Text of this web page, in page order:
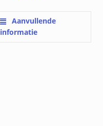
Aanvullende
informatie